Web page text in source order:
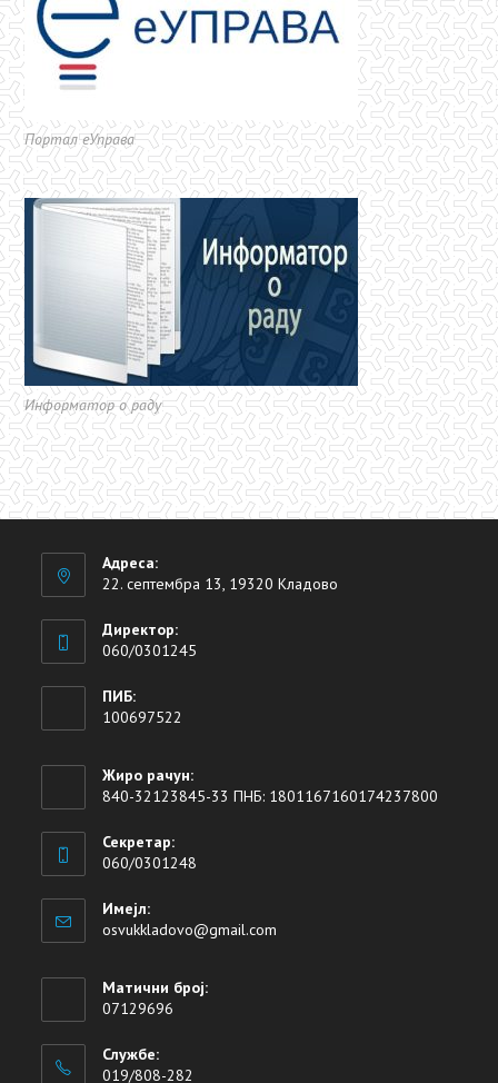
Портал еУправа
Информатор о раду
Адреса:
22. септембра 13, 19320 Кладово
Директор:
060/0301245
ПИБ:
100697522
Жиро рачун:
840-32123845-33 ПНБ: 1801167160174237800
Секретар:
060/0301248
Имејл:
osvukkladovo@gmail.com
Матични број:
07129696
Службе:
019/808-282